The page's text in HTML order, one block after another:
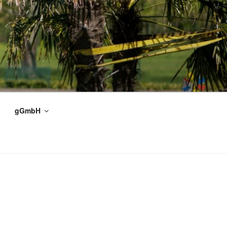
gGmbH